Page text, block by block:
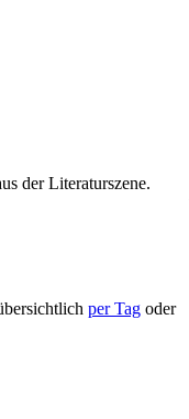
der Literaturszene.
per Tag oder